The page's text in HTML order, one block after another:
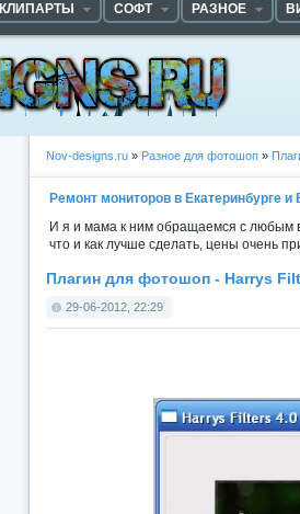
КЛИПАРТЫ СОФТ РАЗНОЕ
Nov-designs.ru » Разное для фотошоп »
Ремонт мониторов в Екатеринбурге
И я и мама к ним обращаемся с любым
что и как лучше сделать, цены очень
Плагин для фотошоп - Harrys
29-06-2012, 22:29